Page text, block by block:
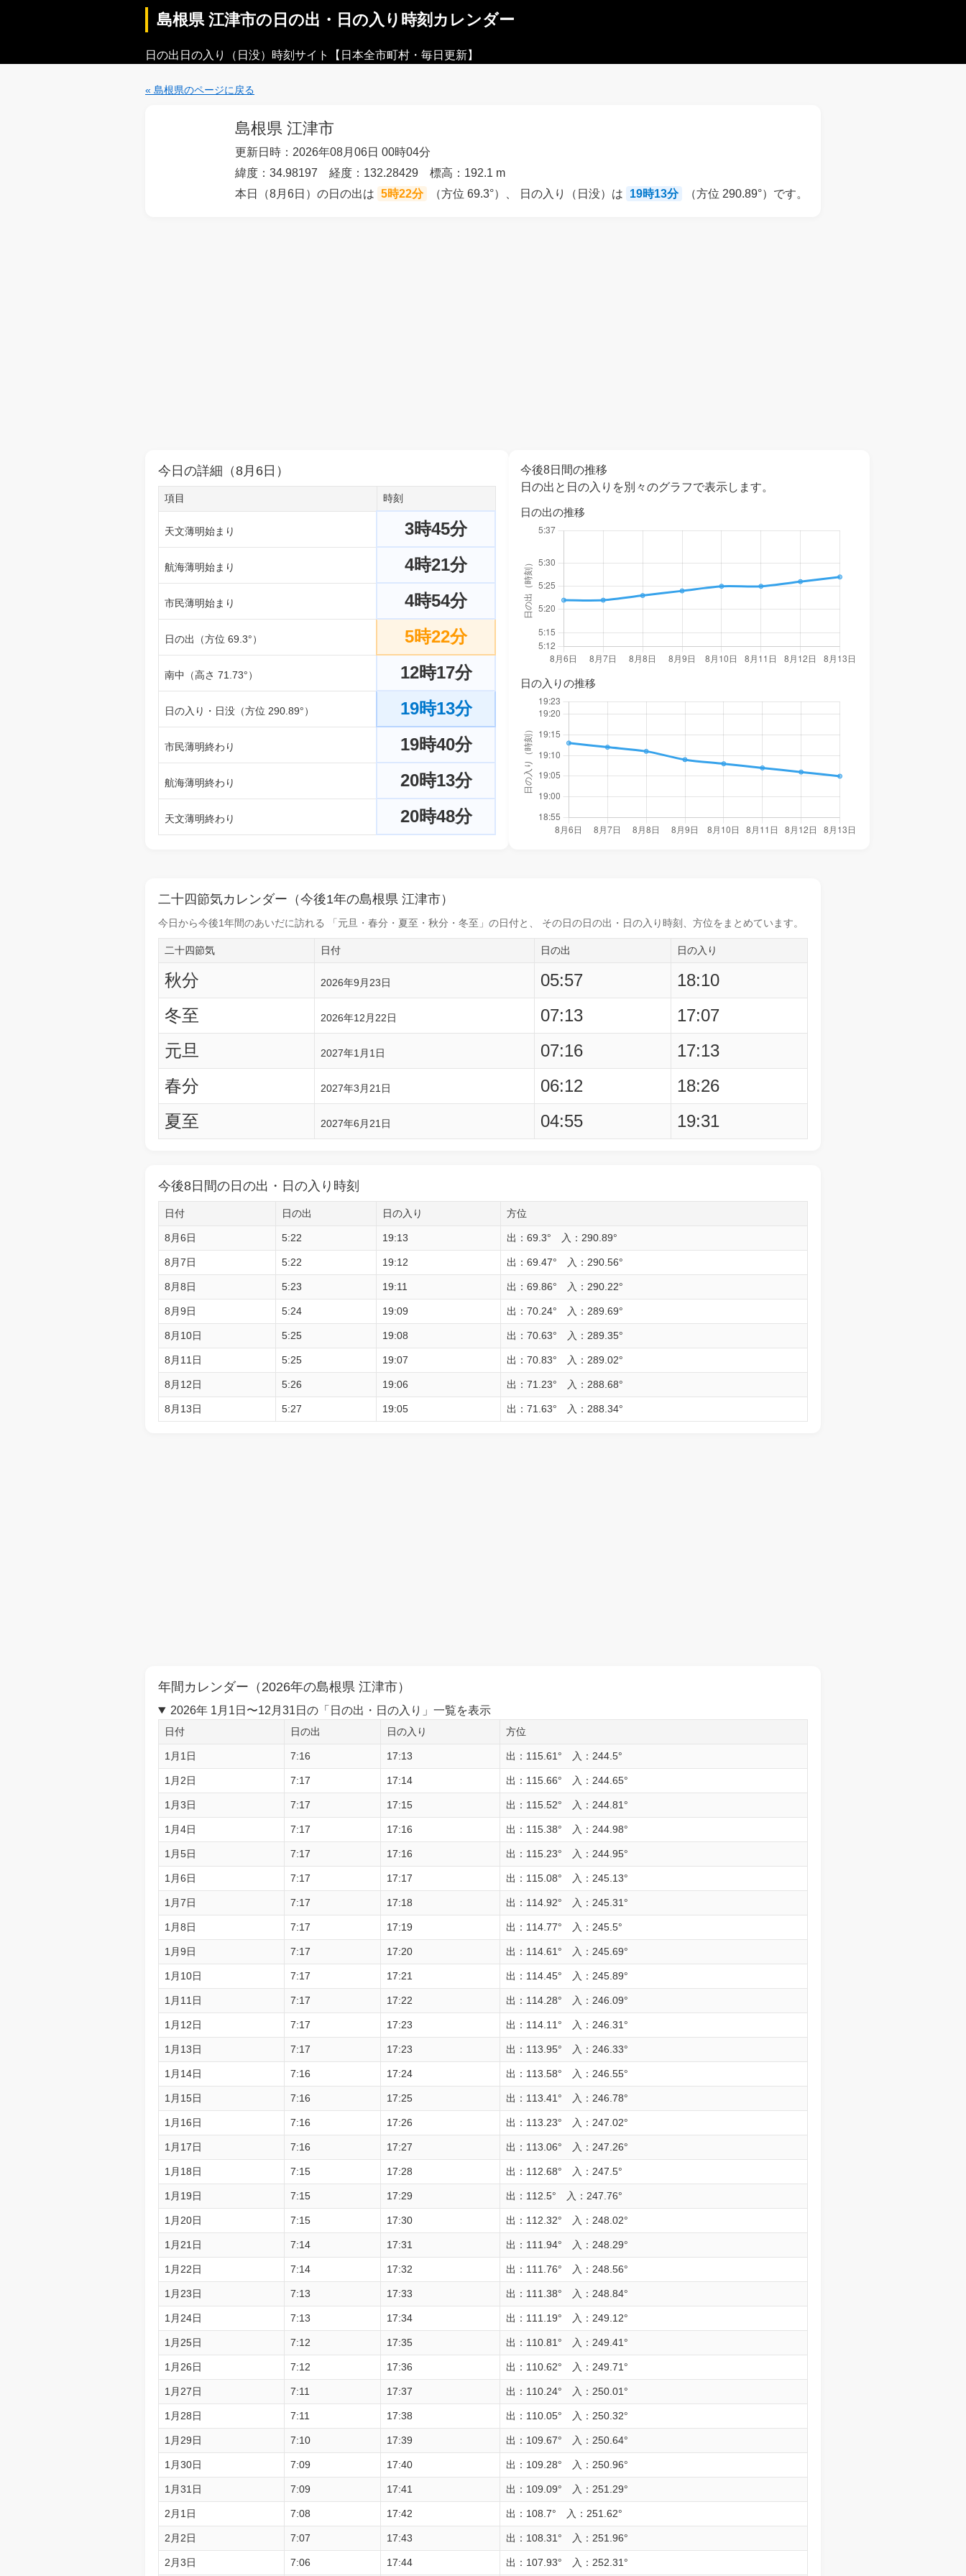
島根県 江津市の日の出・日の入り時刻カレンダー
日の出日の入り（日没）時刻サイト【日本全市町村・毎日更新】
« 島根県のページに戻る
島根県 江津市
更新日時：2026年08月06日 00時04分
緯度：34.98197 経度：132.28429 標高：192.1 m
本日（8月6日）の日の出は 5時22分 （方位 69.3°）、 日の入り（日没）は 19時13分 （方位 290.89°）です。
今日の詳細（8月6日）
項目 時刻
天文薄明始まり 3時45分
航海薄明始まり 4時21分
市民薄明始まり 4時54分
日の出（方位 69.3°） 5時22分
南中（高さ 71.73°） 12時17分
日の入り・日没（方位 290.89°） 19時13分
市民薄明終わり 19時40分
航海薄明終わり 20時13分
天文薄明終わり 20時48分
今後8日間の推移
日の出と日の入りを別々のグラフで表示します。
日の出の推移
日の入りの推移
二十四節気カレンダー（今後1年の島根県 江津市）
今日から今後1年間のあいだに訪れる 「元旦・春分・夏至・秋分・冬至」の日付と、 その日の日の出・日の入り時刻 、方位をまとめています。
二十四節気 日付 日の出 日の入り
秋分 2026年9月23日 05:57
18:10
冬至
2026年12月22日 07:13
17:07
元旦
2027年1月1日 07:16
17:13
春分
2027年3月21日 06:12
18:26
夏至
2027年6月21日 04:55 19:31
今後8日間の日の出・日の入り時刻
日付 日の出 日の入り 方位
8月6日 5:22 19:13 出：69.3° 入：290.89°
8月7日 5:22 19:12 出：69.47° 入：290.56°
8月8日 5:23 19:11 出：69.86° 入：290.22°
8月9日 5:24 19:09 出：70.24° 入：289.69°
8月10日 5:25 19:08 出：70.63° 入：289.35°
8月11日 5:25 19:07 出：70.83° 入：289.02°
8月12日 5:26 19:06 出：71.23° 入：288.68°
8月13日 5:27 19:05 出：71.63° 入：288.34°
年間カレンダー（2026年の島根県 江津市）
2026年 1月1日〜12月31日の「日の出・日の入り」一覧を表示
日付 日の出 日の入り 方位
1月1日 7:16 17:13 出：115.61° 入：244.5°
1月2日 7:17 17:14 出：115.66° 入：244.65°
1月3日 7:17 17:15 出：115.52° 入：244.81°
1月4日 7:17 17:16 出：115.38° 入：244.98°
1月5日 7:17 17:16 出：115.23° 入：244.95°
1月6日 7:17 17:17 出：115.08° 入：245.13°
1月7日 7:17 17:18 出：114.92° 入：245.31°
1月8日 7:17 17:19 出：114.77° 入：245.5°
1月9日 7:17 17:20 出：114.61° 入：245.69°
1月10日 7:17 17:21 出：114.45° 入：245.89°
1月11日 7:17 17:22 出：114.28° 入：246.09°
1月12日 7:17 17:23 出：114.11° 入：246.31°
1月13日 7:17 17:23 出：113.95° 入：246.33°
1月14日 7:16 17:24 出：113.58° 入：246.55°
1月15日 7:16 17:25 出：113.41° 入：246.78°
1月16日 7:16 17:26 出：113.23° 入：247.02°
1月17日 7:16 17:27 出：113.06° 入：247.26°
1月18日 7:15 17:28 出：112.68° 入：247.5°
1月19日 7:15 17:29 出：112.5° 入：247.76°
1月20日 7:15 17:30 出：112.32° 入：248.02°
1月21日 7:14 17:31 出：111.94° 入：248.29°
1月22日 7:14 17:32 出：111.76° 入：248.56°
1月23日 7:13 17:33 出：111.38° 入：248.84°
1月24日 7:13 17:34 出：111.19° 入：249.12°
1月25日 7:12 17:35 出：110.81° 入：249.41°
1月26日 7:12 17:36 出：110.62° 入：249.71°
1月27日 7:11 17:37 出：110.24° 入：250.01°
1月28日 7:11 17:38 出：110.05° 入：250.32°
1月29日 7:10 17:39 出：109.67° 入：250.64°
1月30日 7:09 17:40 出：109.28° 入：250.96°
1月31日 7:09 17:41 出：109.09° 入：251.29°
2月1日 7:08 17:42 出：108.7° 入：251.62°
2月2日 7:07 17:43 出：108.31° 入：251.96°
2月3日 7:06 17:44 出：107.93° 入：252.31°